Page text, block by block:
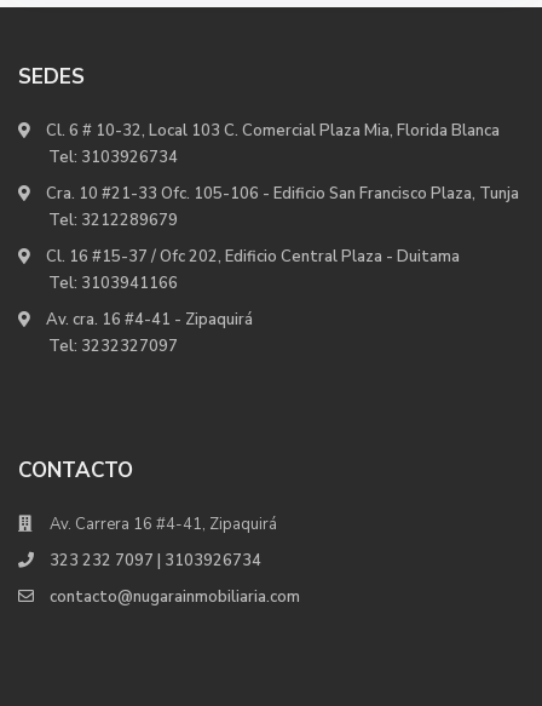
SEDES
Cl. 6 # 10-32, Local 103 C. Comercial Plaza Mia, Florida Blanca
Tel: 3103926734
Cra. 10 #21-33 Ofc. 105-106 - Edificio San Francisco Plaza, Tunja
Tel: 3212289679
Cl. 16 #15-37 / Ofc 202, Edificio Central Plaza - Duitama
Tel: 3103941166
Av. cra. 16 #4-41 - Zipaquirá
Tel: 3232327097
CONTACTO
Av. Carrera 16 #4-41, Zipaquirá
323 232 7097 | 3103926734
contacto@nugarainmobiliaria.com